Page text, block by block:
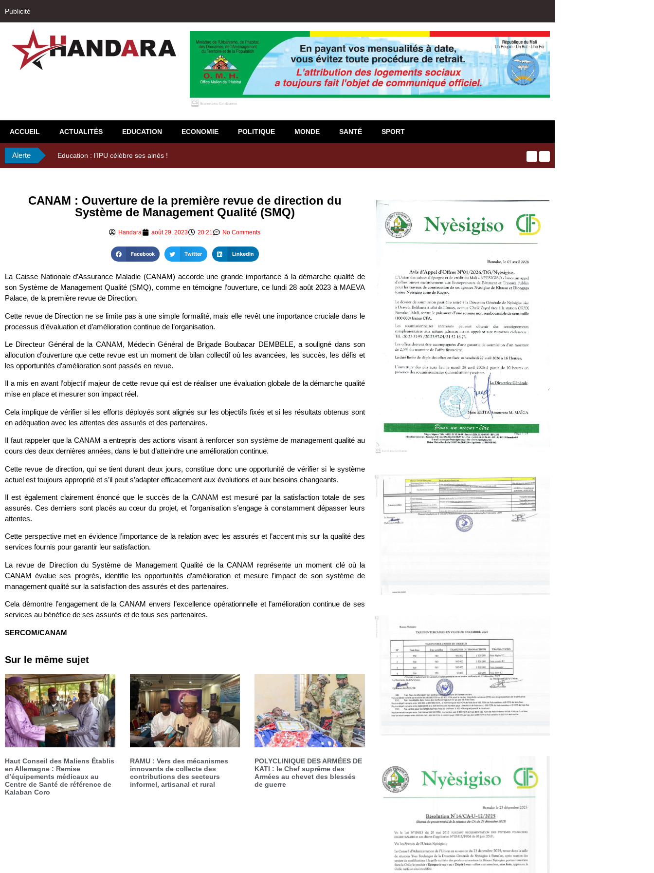
Publicité
ACCUEIL ACTUALITÉS EDUCATION ECONOMIE POLITIQUE MONDE SANTÉ SPORT
Alerte
CANAM : Ouverture de la première revue de direction du
Système de Management Qualité (SMQ)
Handara août 29, 2023 20:21 No Comments
Facebook Twitter LinkedIn
La Caisse Nationale d’Assurance Maladie (CANAM) accorde une grande importance à la démarche qualité de
son Système de Management Qualité (SMQ), comme en témoigne l’ouverture, ce lundi 28 août 2023 à MAEVA
Palace, de la première revue de Direction.
Cette revue de Direction ne se limite pas à une simple formalité, mais elle revêt une importance cruciale dans le
processus d’évaluation et d’amélioration continue de l’organisation.
Le Directeur Général de la CANAM, Médecin Général de Brigade Boubacar DEMBELE, a souligné dans son
allocution d’ouverture que cette revue est un moment de bilan collectif où les avancées, les succès, les défis et
les opportunités d’amélioration sont passés en revue.
Il a mis en avant l’objectif majeur de cette revue qui est de réaliser une évaluation globale de la démarche qualité
mise en place et mesurer son impact réel.
Cela implique de vérifier si les efforts déployés sont alignés sur les objectifs fixés et si les résultats obtenus sont
en adéquation avec les attentes des assurés et des partenaires.
Il faut rappeler que la CANAM a entrepris des actions visant à renforcer son système de management qualité au
cours des deux dernières années, dans le but d’atteindre une amélioration continue.
Cette revue de direction, qui se tient durant deux jours, constitue donc une opportunité de vérifier si le système
actuel est toujours approprié et s’il peut s’adapter efficacement aux évolutions et aux besoins changeants.
Il est également clairement énoncé que le succès de la CANAM est mesuré par la satisfaction totale de ses
assurés. Ces derniers sont placés au cœur du projet, et l’organisation s’engage à constamment dépasser leurs
attentes.
Cette perspective met en évidence l’importance de la relation avec les assurés et l’accent mis sur la qualité des
services fournis pour garantir leur satisfaction.
La revue de Direction du Système de Management Qualité de la CANAM représente un moment clé où la
CANAM évalue ses progrès, identifie les opportunités d’amélioration et mesure l’impact de son système de
management qualité sur la satisfaction des assurés et des partenaires.
Cela démontre l’engagement de la CANAM envers l’excellence opérationnelle et l’amélioration continue de ses
services au bénéfice de ses assurés et de tous ses partenaires.
SERCOM/CANAM
Sur le même sujet
Haut Conseil des Maliens Établis
en Allemagne : Remise
d’équipements médicaux au
Centre de Santé de référence de
Kalaban Coro
RAMU : Vers des mécanismes
innovants de collecte des
contributions des secteurs
informel, artisanal et rural
POLYCLINIQUE DES ARMÉES DE
KATI : le Chef suprême des
Armées au chevet des blessés
de guerre